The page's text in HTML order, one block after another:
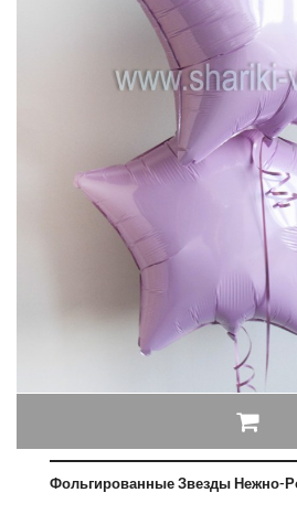
Фольгированные Звезды Нежно-